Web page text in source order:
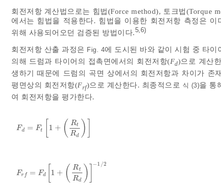
회전저항 계산법으로는 힘법(Force method), 토크법(Torque
에서는 힘법을 적용한다. 힘법을 이용한 회전저항 측정은
위해 사용되어오던 검증된 방법이다.5,6)
회전저항 산출 과정은 Fig. 4에 도시된 바와 같이 시험 중 타
의해 드럼과 타이어의 접촉면에서의 회전저항(Fd)으로 계산
생하기 때문에 드럼의 곡면 상에서의 회전저항과 차이가 존
평면상의 회전저항(Frf)으로 계산한다. 최종적으로 식 (3)을 통
여 회전저항을 평가한다.
F d = Ft 1 + ( Rt
Rd )
F =Ft1 + RtR d
Fr f = Fd 1 + ( Rt
Rd ) −1 /2
Frf =Fd1+ RtR d